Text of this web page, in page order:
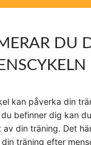
DU
kan påverka din
befinner dig kan du
din träning. Det
träning efter